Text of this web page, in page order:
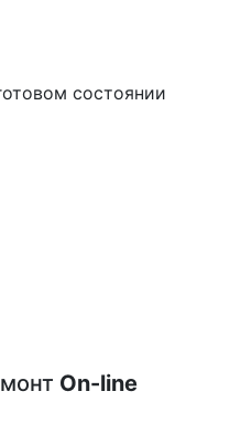
состоянии
On-line